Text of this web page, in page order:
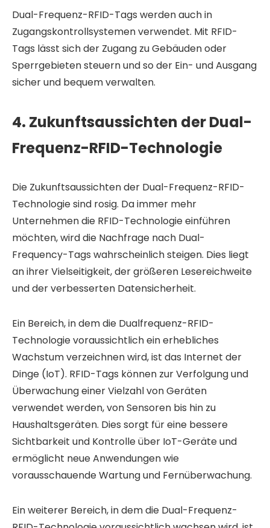
Dual-Frequenz-RFID-Tags werden auch in
Zugangskontrollsystemen verwendet. Mit RFID-
Tags lässt sich der Zugang zu Gebäuden oder
Sperrgebieten steuern und so der Ein- und Ausgang
sicher und bequem verwalten.
4. Zukunftsaussichten der Dual-
Frequenz-RFID-Technologie
Die Zukunftsaussichten der Dual-Frequenz-RFID-
Technologie sind rosig. Da immer mehr
Unternehmen die RFID-Technologie einführen
möchten, wird die Nachfrage nach Dual-
Frequency-Tags wahrscheinlich steigen. Dies liegt
an ihrer Vielseitigkeit, der größeren Lesereichweite
und der verbesserten Datensicherheit.
Ein Bereich, in dem die Dualfrequenz-RFID-
Technologie voraussichtlich ein erhebliches
Wachstum verzeichnen wird, ist das Internet der
Dinge (IoT). RFID-Tags können zur Verfolgung und
Überwachung einer Vielzahl von Geräten
verwendet werden, von Sensoren bis hin zu
Haushaltsgeräten. Dies sorgt für eine bessere
Sichtbarkeit und Kontrolle über IoT-Geräte und
ermöglicht neue Anwendungen wie
vorausschauende Wartung und Fernüberwachung.
Ein weiterer Bereich, in dem die Dual-Frequenz-